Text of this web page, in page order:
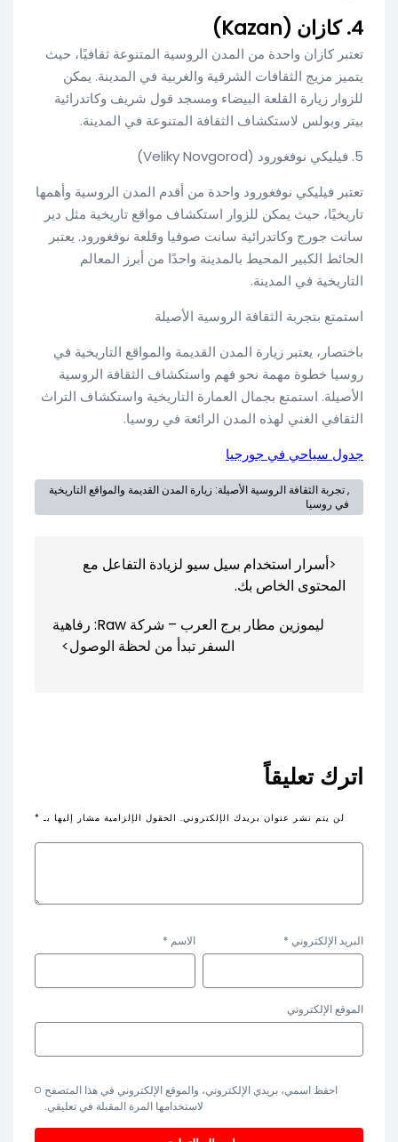
4. كازان (Kazan)
تعتبر كازان واحدة من المدن الروسية المتنوعة ثقافيًا، حيث
يتميز مزيج الثقافات الشرقية والغربية في المدينة. يمكن
للزوار زيارة القلعة البيضاء ومسجد قول شريف وكاتدرائية
بيتر وبولس لاستكشاف الثقافة المتنوعة في المدينة.
5. فيليكي نوفغورود (Veliky Novgorod)
تعتبر فيليكي نوفغورود واحدة من أقدم المدن الروسية وأهمها
تاريخيًا، حيث يمكن للزوار استكشاف مواقع تاريخية مثل دير
سانت جورج وكاتدرائية سانت صوفيا وقلعة نوفغورود. يعتبر
الحائط الكبير المحيط بالمدينة واحدًا من أبرز المعالم
التاريخية في المدينة.
استمتع بتجربة الثقافة الروسية الأصيلة
باختصار، يعتبر زيارة المدن القديمة والمواقع التاريخية في
روسيا خطوة مهمة نحو فهم واستكشاف الثقافة الروسية
الأصيلة. استمتع بجمال العمارة التاريخية واستكشاف التراث
الثقافي الغني لهذه المدن الرائعة في روسيا.
جدول سياحي في جورجيا
, تجربة الثقافة الروسية الأصيلة: زيارة المدن القديمة والمواقع التاريخية
في روسيا
المقالاتأسرار استخدام سيل سيو لزيادة التفاعل مع
المحتوى الخاص بك.
ليموزين مطار برج العرب – شركة Raw: رفاهية
السفر تبدأ من لحظة الوصول
اترك تعليقاً
لن يتم نشر عنوان بريدك الإلكتروني. الحقول الإلزامية مشار إليها بـ *
الاسم * البريد الإلكتروني *
الموقع الإلكتروني
احفظ اسمي، بريدي الإلكتروني، والموقع الإلكتروني في هذا المتصفح
لاستخدامها المرة المقبلة في تعليقي.